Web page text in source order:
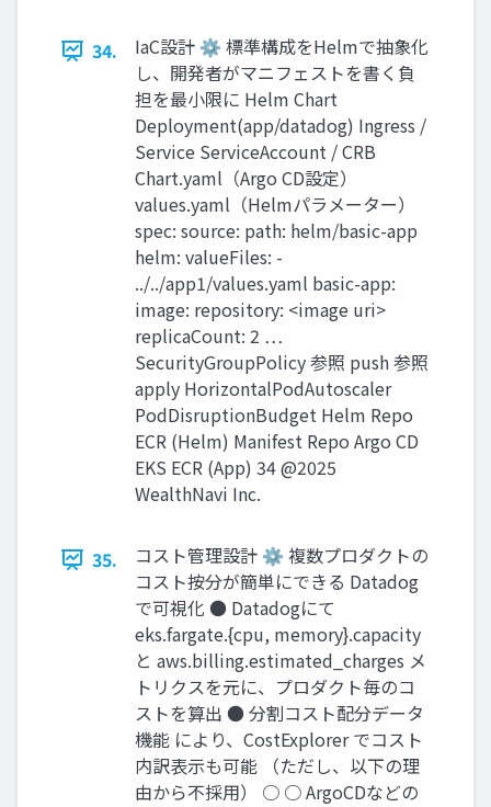
34.
IaC設計 ⚙ 標準構成をHelmで抽象化
し、開発者がマニフェストを書く負
担を最⼩限に Helm Chart
Deployment(app/datadog) Ingress /
Service ServiceAccount / CRB
Chart.yaml（Argo CD設定）
values.yaml（Helmパラメーター）
spec: source: path: helm/basic-app
helm: valueFiles: -
../../app1/values.yaml basic-app:
image: repository: <image uri>
replicaCount: 2 …
SecurityGroupPolicy 参照 push 参照
apply HorizontalPodAutoscaler
PodDisruptionBudget Helm Repo
ECR (Helm) Manifest Repo Argo CD
EKS ECR (App) 34 @2025
WealthNavi Inc.
35.
コスト管理設計 ⚙ 複数プロダクトの
コスト按分が簡単にできる Datadog
で可視化 ● Datadogにて
eks.fargate.{cpu, memory}.capacity
と aws.billing.estimated_charges メ
トリクスを元に、プロダクト毎のコ
ストを算出 ● 分割コスト配分データ
機能 により、CostExplorer でコスト
内訳表⽰も可能 （ただし、以下の理
由から不採⽤） ○ ○ ArgoCDなどの